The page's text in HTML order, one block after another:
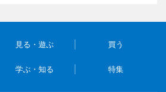
見る・遊ぶ 買う
学ぶ・知る 特集